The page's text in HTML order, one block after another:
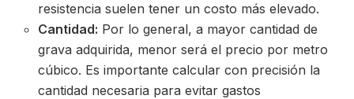
resistencia suelen tener un costo más elevado.
Cantidad: Por lo general, a mayor cantidad de
grava adquirida, menor será el precio por metro
cúbico. Es importante calcular con precisión la
cantidad necesaria para evitar gastos